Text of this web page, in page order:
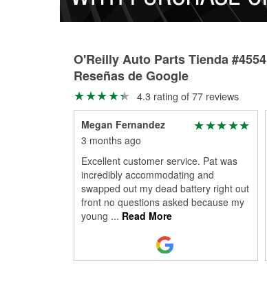
O'Reilly Auto Parts Tienda #4554
Reseñas de Google
4.3 rating of 77 reviews
Megan Fernandez
3 months ago
Excellent customer service. Pat was
incredibly accommodating and
swapped out my dead battery right out
front no questions asked because my
young ... Read More